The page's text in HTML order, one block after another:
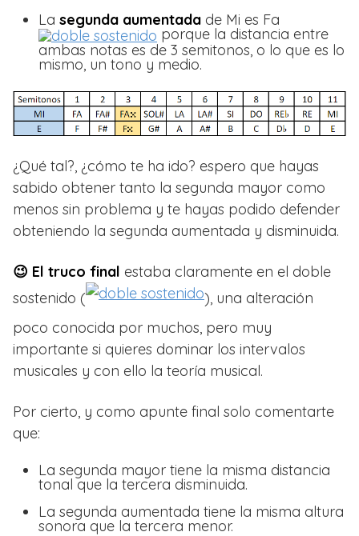
La segunda aumentada de Mi es Fa
porque la distancia entre
ambas notas es de 3 semitonos, o lo que es lo
mismo, un tono y medio.
¿Qué tal?, ¿cómo te ha ido? espero que hayas
sabido obtener tanto la segunda mayor como
menos sin problema y te hayas podido defender
obteniendo la segunda aumentada y disminuida.
😉 El truco final estaba claramente en el doble
sostenido (
), una alteración
poco conocida por muchos, pero muy
importante si quieres dominar los intervalos
musicales y con ello la teoría musical.
Por cierto, y como apunte final solo comentarte
que:
La segunda mayor tiene la misma distancia
tonal que la tercera disminuida.
La segunda aumentada tiene la misma altura
sonora que la tercera menor.